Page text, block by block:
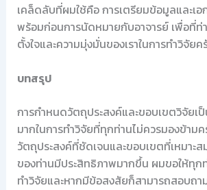
เคล็ดลับที่ผมใช้คือ การเตรียมข้อมูลและเอ
พร้อมก่อนการนัดหมายกับอาจารย์ เพื่อที่ท่
ตั้งใจและความมุ่งมั่นของเราในการทำวิจัย
บทสรุป
การกำหนดวัตถุประสงค์และขอบเขตวิจัย
มากในการทำวิจัยที่ทุกท่านไม่ควรมองข้าม
วัตถุประสงค์ที่ชัดเจนและขอบเขตที่เหมาะส
ของท่านมีประสิทธิภาพมากขึ้น ผมขอให้ทุก
ทำวิจัยและหากมีข้อสงสัยก็สามารถสอบถา